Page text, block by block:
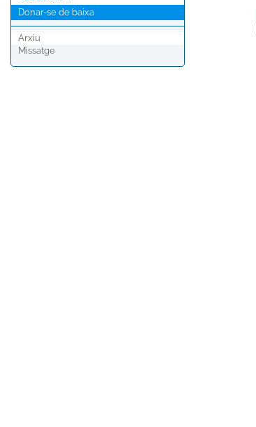
Donar-se de baixa
Arxiu
Missatge